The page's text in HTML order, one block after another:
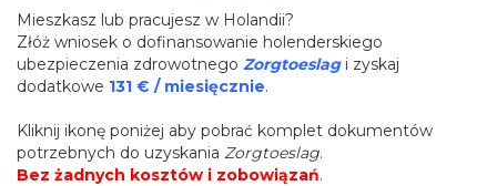
Mieszkasz lub pracujesz w Holandii?
Złóż wniosek o dofinansowanie holenderskiego
ubezpieczenia zdrowotnego Zorgtoeslagi zyskaj
dodatkowe 131 € / miesięcznie.
Kliknij ikonę poniżej aby pobrać komplet dokumentów
potrzebnych do uzyskania Zorgtoeslag.
Bez żadnych kosztów i zobowiązań.